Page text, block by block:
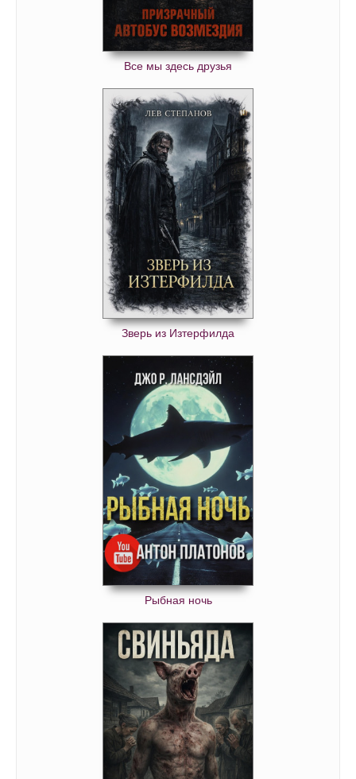
Все мы здесь друзья
Зверь из Изтерфилда
Рыбная ночь